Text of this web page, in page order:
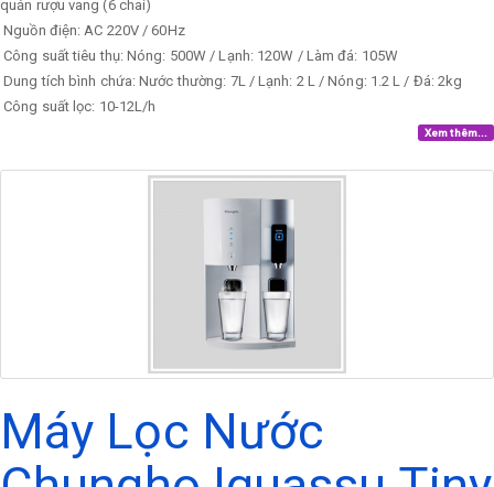
quản rượu vang (6 chai)
Nguồn điện: AC 220V / 60Hz
Công suất tiêu thụ: Nóng: 500W / Lạnh: 120W / Làm đá: 105W
Dung tích bình chứa: Nước thường: 7L / Lạnh: 2 L / Nóng: 1.2 L / Đá: 2kg
Công suất lọc: 10-12L/h
Xem thêm...
Máy Lọc Nước